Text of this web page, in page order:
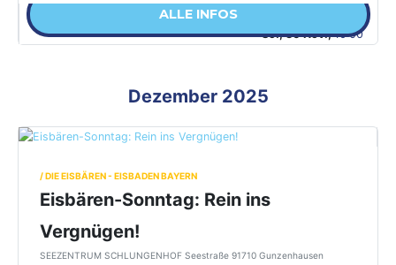
So., 30 Nov.,10:00
ALLE INFOS
Dezember 2025
/ DIE EISBÄREN - EISBADEN BAYERN
Eisbären-Sonntag: Rein ins
Vergnügen!
SEEZENTRUM SCHLUNGENHOF Seestraße 91710 Gunzenhausen